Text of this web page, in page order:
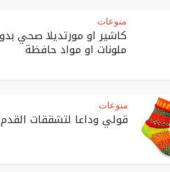
منوعات
كاشير او مورتديلا صحي
ملونات او مواد حافظة
منوعات
قولي وداعا لتشققات القدم